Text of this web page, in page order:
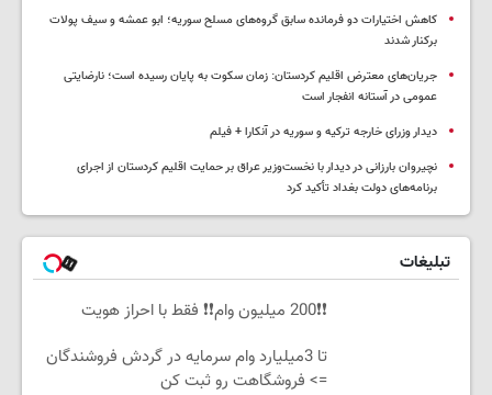
کاهش اختیارات دو فرمانده سابق گروه‌های مسلح سوریه؛ ابو عمشه و سیف پولات
برکنار شدند
جریان‌های معترض اقلیم کردستان: زمان سکوت به پایان رسیده است؛ نارضایتی
عمومی در آستانه انفجار است
دیدار وزرای خارجه ترکیه و سوریه در آنکارا + فیلم
نچیروان بارزانی در دیدار با نخست‌وزیر عراق بر حمایت اقلیم کردستان از اجرای
برنامه‌های دولت بغداد تأکید کرد
تبلیغات
❗❗200 میلیون وام❗❗ فقط با احراز هویت
تا 3میلیارد وام سرمایه در گردش فروشندگان
=> فروشگاهت رو ثبت کن